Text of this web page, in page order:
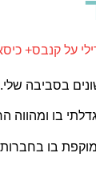
על קנבס+
בסביבה שלי.
בו ומהווה
בו